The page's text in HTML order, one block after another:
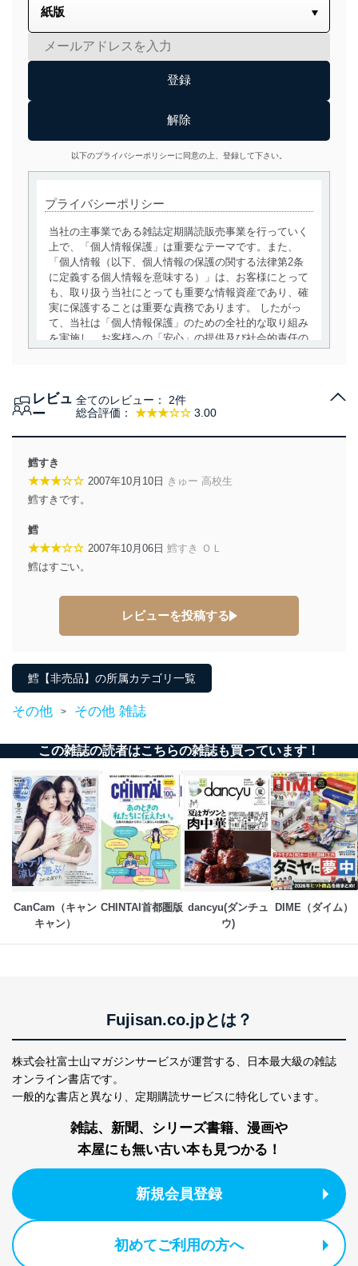
以下のプライバシーポリシーに同意の上、登録して下さい。
プライバシーポリシー
当社の主事業である雑誌定期購読販売事業を行っていく
上で、「個人情報保護」は重要なテーマです。また、
「個人情報（以下、個人情報の保護の関する法律第2条
に定義する個人情報を意味する）」は、お客様にとって
も、取り扱う当社にとっても重要な情報資産であり、確
実に保護することは重要な責務であります。 したがっ
て、当社は「個人情報保護」のための全社的な取り組み
を実施し、お客様への「安心」の提供及び社会的責任の
当社は、個人情報の取得・利用・提供に際して、その利
得・利用・提供を行います。また、当社が保有している
個人情報は、同意を得ずに目的外利用、第三者への提
供・開示は行いません。当社においてはこれらの取り組
みを確実にするため、従業者等の教育を徹底してまいり
法令遵守
に、これらの法令及びその他の規範を常に適合させま
す。
個人情報の安全管理措置
当社は、個人情報の正確性及び安全性を確保するため
に、下記セキュリティ対策をはじめとする安全対策を実
個人データを取り扱うことのできる機器及び当該
機器を取り扱う従業者を明確化し、 個人データへ
の不要なアクセスを防止しています。
アクセス者の識別と認証
機器に標準装備されているユーザー制御機能（ユ
ーザーアカウント制御）により、個人情報データ
ベース等を取り扱う情報システムを使用する従業
者を識別・認証しています。
外部からの不正アクセス等の防止
個人データを取り扱う機器等のオペレーティング
送信する場合に、当該ファイルへのパスワードを
設定しています。
当社は、内部監査及びマネジメントレビューの機会を通
じて、個人情報保護マネジメントシステムを継続的に改
善し、常に最良の状態を維持します。
苦情及び相談受付け窓口
ステムに関するご相談及び苦情については以下までご連
レビュ
ー
総合評価： ★★★☆☆ 3.00
全てのレビュー： 2件
鱈すき
★★★☆☆ 2007年10月10日 きゅー 高校生
鱈すきです。
鱈
★★★☆☆ 2007年10月06日 鱈すき ＯＬ
鱈はすごい。
レビューを投稿する
鱈【非売品】の所属カテゴリ一覧
その他 > その他 雑誌
この雑誌の読者はこちらの雑誌も買っています！
CanCam（キャン
キャン）
CHINTAI首都圏版 dancyu(ダンチュ
ウ)
DIME（ダイム）
Fujisan.co.jpとは？
株式会社富士山マガジンサービスが運営する、
日本最大級の雑誌
オンライン書店です。
一般的な書店と異なり、 定期購読サービスに特化しています。
雑誌、新聞、シリーズ書籍、漫画や
本屋にも無い古い本も見つかる！
新規会員登録
初めてご利用の方へ